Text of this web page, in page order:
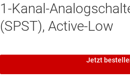
1-Kanal-
(SPST), Active-Low
Jetzt